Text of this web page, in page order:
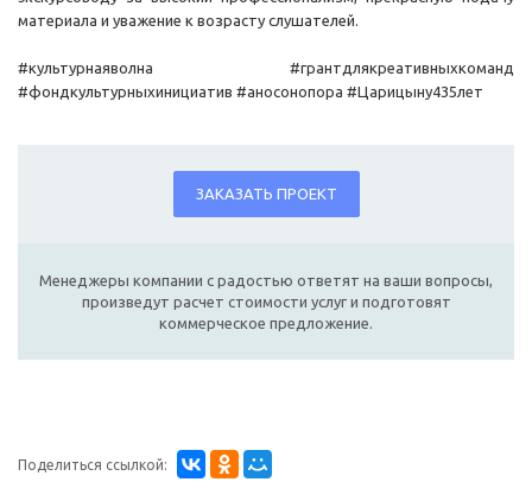
материала и уважение к возрасту слушателей.
#культурнаяволна #грантдлякреативныхкоманд
#фондкультурныхинициатив #аносонопора #Царицыну435лет
ЗАКАЗАТЬ ПРОЕКТ
Менеджеры компании с радостью ответят на ваши вопросы,
произведут расчет стоимости услуг и подготовят
коммерческое предложение.
Поделиться ссылкой: